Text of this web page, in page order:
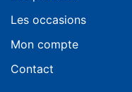
Les occasions
Mon compte
Contact